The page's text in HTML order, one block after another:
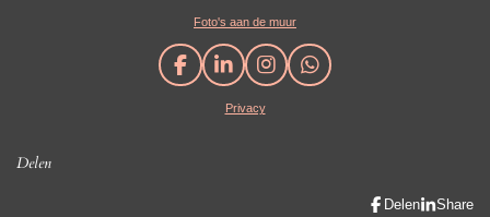
Foto's aan de muur
F
a
L
i
n
I
n
s
W
h
Privacy
Delen
Delen Share